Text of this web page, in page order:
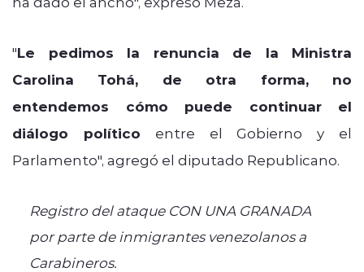
"Le pedimos la renuncia de la Ministra
Carolina Tohá, de otra forma, no
entendemos cómo puede continuar el
diálogo político entre el Gobierno y el
Parlamento", agregó el diputado Republicano.
Registro del ataque CON UNA GRANADA
por parte de inmigrantes venezolanos a
Carabineros.